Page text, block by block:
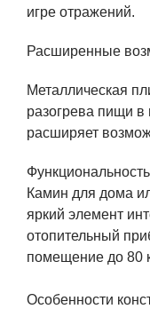
игре отражений.
Расширенные
Металлическая
разогрева пищи
расширяет
Камин для дома
яркий элемент
отопительный
помещение до 80
Особенности